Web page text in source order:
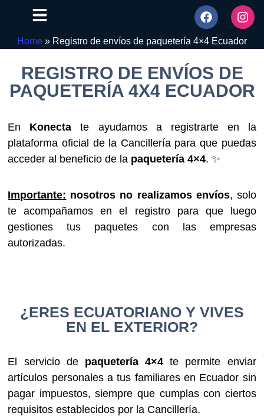
Home » Registro de envíos de paquetería 4×4 Ecuador
REGISTRO DE ENVÍOS DE
PAQUETERÍA 4X4 ECUADOR
En Konecta te ayudamos a registrarte en la
plataforma oficial de la Cancillería para que puedas
acceder al beneficio de la paquetería 4×4. ✨
Importante: nosotros no realizamos envíos, solo
te acompañamos en el registro para que luego
gestiones tus paquetes con las empresas
autorizadas.
¿ERES ECUATORIANO Y VIVES
EN EL EXTERIOR?
El servicio de paquetería 4×4 te permite enviar
artículos personales a tus familiares en Ecuador sin
pagar impuestos, siempre que cumplas con ciertos
requisitos establecidos por la Cancillería.